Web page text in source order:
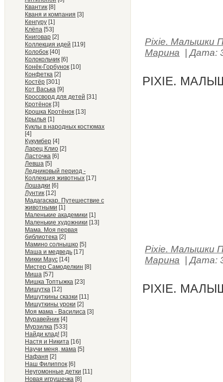
Квантик [8]
Кваня и компания [3]
Кенгуру [1]
Клёпа [53]
Книговар [2]
Коллекция идей [119]
Колобок [40]
Колокольчик [6]
Конёк-Горбунок [10]
Конфетка [2]
Костёр [301]
Кот Васька [9]
Кроссворд для детей [31]
Кротёнок [3]
Крошка Кротёнок [13]
Крылья [1]
Куклы в народных костюмах
[4]
Кукумбер [4]
Ларец Клио [2]
Ласточка [6]
Левша [5]
Ледниковый период -
Коллекция животных [17]
Лошадки [6]
Лунтик [12]
Мадагаскар. Путешествие с
животными [1]
Маленькие академики [1]
Маленькие художники [13]
Мама. Моя первая
библиотека [2]
Мамино солнышко [5]
Маша и медведь [17]
Микки Маус [14]
Мистер Самоделкин [8]
Миша [57]
Мишка Топтыжка [23]
Мишутка [12]
Мишуткины сказки [11]
Мишуткины уроки [2]
Моя мама - Василиса [3]
Муравейник [4]
Мурзилка [533]
Найди клад! [3]
Настя и Никита [16]
Научи меня, мама [5]
Нафаня [2]
Наш Филиппок [6]
Неугомонные детки [11]
Новая игрушечка [8]
Pixie. Малышки
Марина
|Дата:
PIXIE.
Pixie. Малышки
Марина
|Дата:
PIXIE.